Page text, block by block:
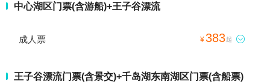
中心湖区门票(含游船)+王子谷漂流
成人票 ¥383起 
王子谷漂流门票(含景交)+千岛湖东南湖区门票(含船票)